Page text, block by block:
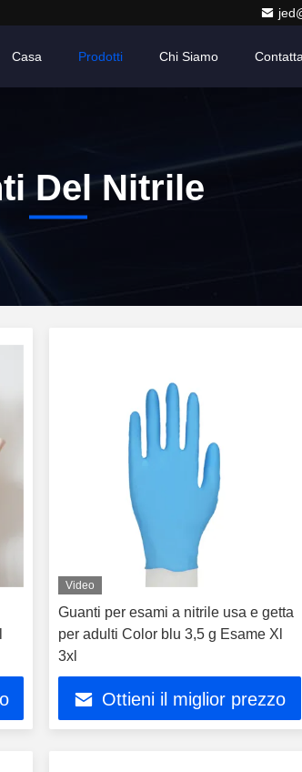
Casa Prodotti Chi Siamo
Del Nitrile
Video
Guanti per esami a nitrile usa e getta
per adulti Color blu 3,5 g Esame Xl
3xl
Ottieni il miglior prezzo